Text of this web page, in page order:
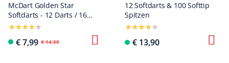
McDart Golden Star
Softdarts - 12 Darts / 16
Gramm
€ 7,99 € 14,90
12 Softdarts & 100 Softtip
Spitzen
€ 13,90